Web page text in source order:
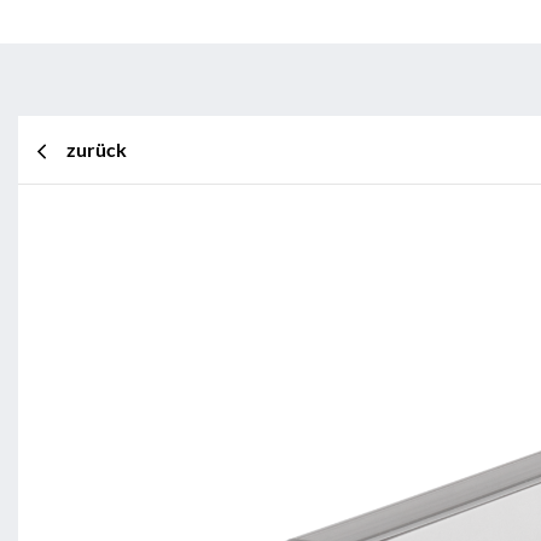
BL Shine XConfig - Sie stellen
zurück